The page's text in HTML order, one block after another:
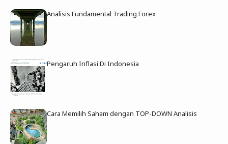
Analisis Fundamental Trading Forex
Pengaruh Inflasi Di Indonesia
Cara Memilih Saham dengan TOP-DOWN Analisis